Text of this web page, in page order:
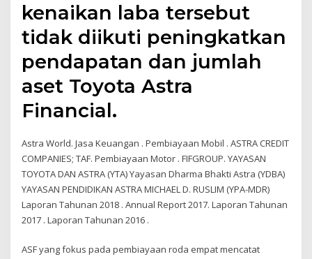
kenaikan laba tersebut
tidak diikuti peningkatkan
pendapatan dan jumlah
aset Toyota Astra
Financial.
Astra World. Jasa Keuangan . Pembiayaan Mobil . ASTRA CREDIT
COMPANIES; TAF. Pembiayaan Motor . FIFGROUP. YAYASAN
TOYOTA DAN ASTRA (YTA) Yayasan Dharma Bhakti Astra (YDBA)
YAYASAN PENDIDIKAN ASTRA MICHAEL D. RUSLIM (YPA-MDR)
Laporan Tahunan 2018 . Annual Report 2017. Laporan Tahunan
2017 . Laporan Tahunan 2016 .
ASF yang fokus pada pembiayaan roda empat mencatat